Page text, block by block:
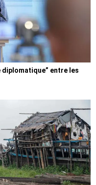
diplomatique” entre les